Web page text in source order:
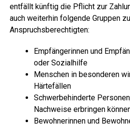
entfällt künftig die Pflicht zur
auch weiterhin folgende Gruppen
Anspruchsberechtigten:
Empfängerinnen und
oder Sozialhilfe
Menschen in besonderen
Härtefällen
Schwerbehinderte
Nachweise erbringen
Bewohnerinnen und